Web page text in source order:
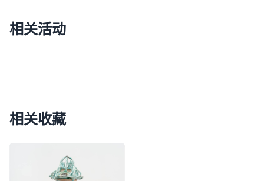
相关活动
相关收藏